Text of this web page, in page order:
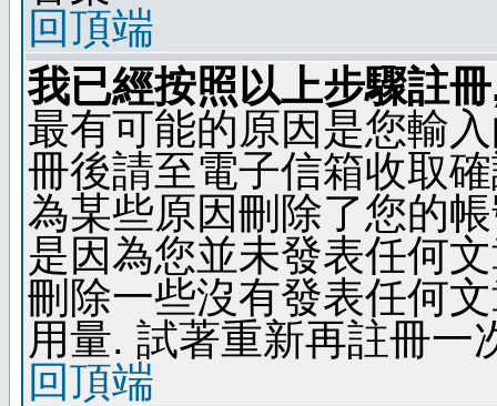
回頂端
我已經按照以上步驟註
最有可能的原因是您輸
冊後請至電子信箱收取
為某些原因刪除了您的
是因為您並未發表任何
刪除一些沒有發表任何
用量. 試著重新再註冊一
回頂端